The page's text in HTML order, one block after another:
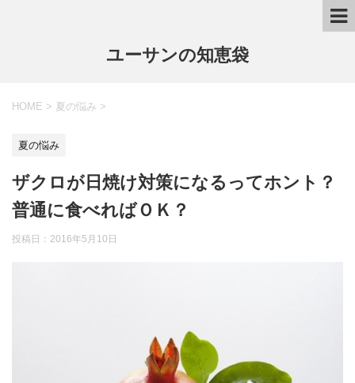
ユーサンの知恵袋
HOME > 夏の悩み >
夏の悩み
ザクロが日焼け対策になるってホント？
普通に食べればＯＫ？
投稿日： 2016年5月10日